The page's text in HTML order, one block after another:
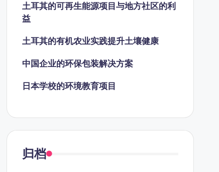
土耳其的可再生能源项目与地方社区的利
益
土耳其的有机农业实践提升土壤健康
中国企业的环保包装解决方案
日本学校的环境教育项目
归档